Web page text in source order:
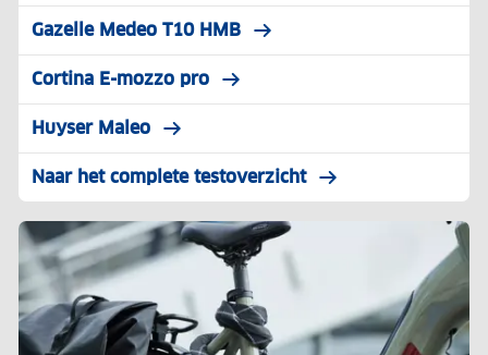
Gazelle Medeo T10 HMB
Cortina E-mozzo pro
Huyser Maleo
Naar het complete testoverzicht